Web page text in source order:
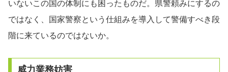
いないこの国の体制にも困ったものだ。県警頼みにするの
ではなく、国家警察という仕組みを導入して警備すべき段
階に来ているのではないか。
威力業務妨害